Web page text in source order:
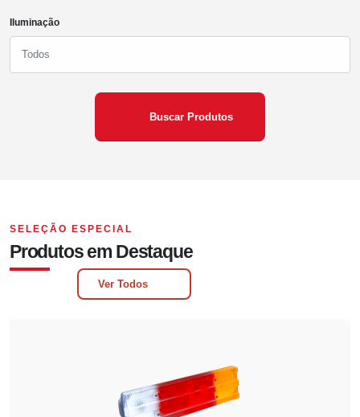
Iluminação
Todos
Buscar Produtos
SELEÇÃO ESPECIAL
Produtos em Destaque
Ver Todos